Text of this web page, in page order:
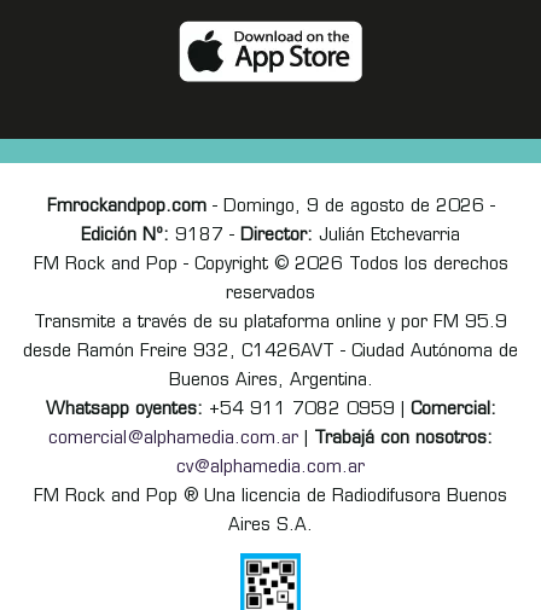
Fmrockandpop.com- Domingo, 9 de agosto de 2026 -
Edición Nº: 9187 - Director: Julián Etchevarria
FM Rock and Pop - Copyright © 2026 Todos los derechos
reservados
Transmite a través de su plataforma online y por FM 95.9
desde Ramón Freire 932, C1426AVT - Ciudad Autónoma de
Buenos Aires, Argentina.
Whatsapp oyentes: +54 911 7082 0959 | Comercial:
comercial@alphamedia.com.ar
Trabajá con nosotros:
cv@alphamedia.com.ar
FM Rock and Pop ® Una licencia de Radiodifusora Buenos
Aires S.A.